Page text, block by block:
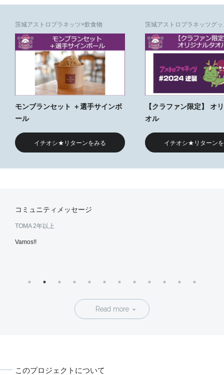
茨城アストロプラネッツ×飲食物
モンブランセット ＋選手サインボ
ール
イチオシ★リターンをみる
茨城アストロプラネッツグ
【クラファン限定】 オ
オル
イチオシ★リターン
コミュニティメッセージ
TOMA 2年以上
Vamos!!
Read more
このプロジェクトについて